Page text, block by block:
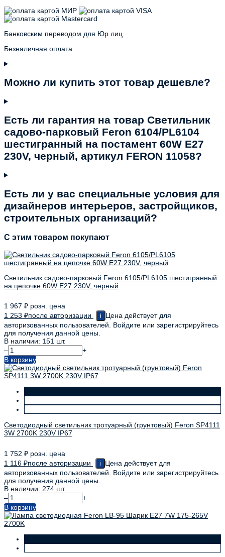
Банковским переводом для Юр лиц
Безналичная оплата
Можно ли купить этот товар дешевле?
Есть ли гарантия на товар Светильник
садово-парковый Feron 6104/PL6104
шестигранный на постамент 60W E27
230V, черный, артикул FERON 11058?
Есть ли у вас специальные условия для
дизайнеров интерьеров, застройщиков,
строительных организаций?
C этим товаром покупают
Светильник садово-парковый Feron 6105/PL6105 шестигранный
на цепочке 60W E27 230V, черный
1 967 ₽ розн. цена
1 253 ₽после авторизации i
Цена действует для
авторизованных пользователей. Войдите или зарегистрируйтесь
для получения данной цены.
В наличии: 151 шт.
–
+
В корзину
Светодиодный светильник тротуарный (грунтовый) Feron SP4111
3W 2700K 230V IP67
1 752 ₽ розн. цена
1 116 ₽после авторизации i
Цена действует для
авторизованных пользователей. Войдите или зарегистрируйтесь
для получения данной цены.
В наличии: 274 шт.
–
+
В корзину